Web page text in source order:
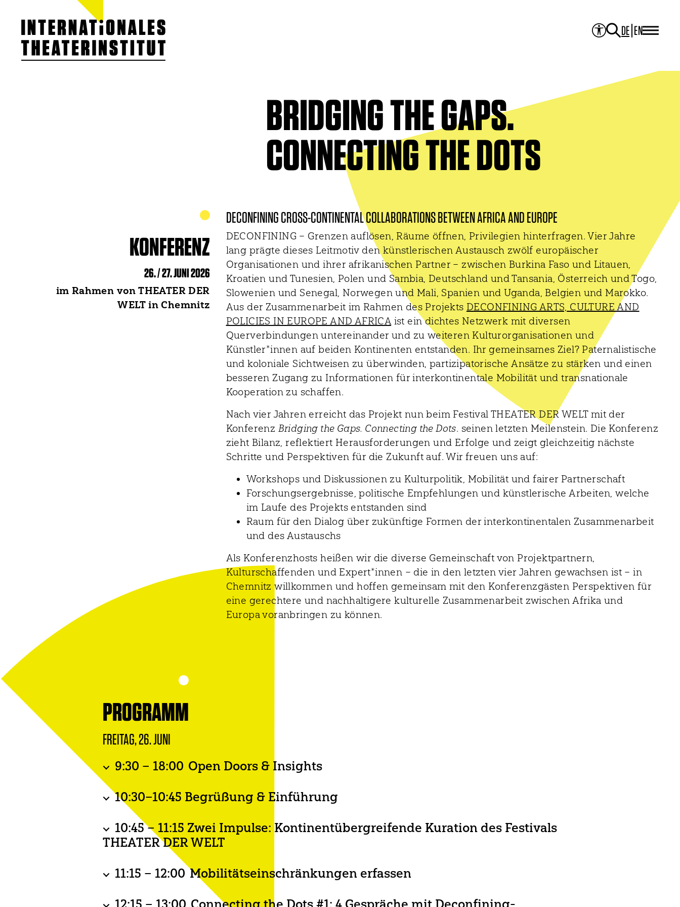
DE EN
ITI GERMANY
Unsere Arbeit
Kooperationen & Netzwerke
Welttheatertag
Welttanztag
Weltkongress
Touring Artists
Studio2
Theater & Übersetzung
JOURNAL
BRIDGING THE GAPS.
CONNECTING THE DOTS
KONFERENZ
26. / 27. JUNI 2026
im Rahmen von THEATER DER
WELT in Chemnitz
DECONFINING CROSS-CONTINENTAL COLLABORATIONS BETWEEN AFRICA AND EUROPE
DECONFINING – Grenzen auflösen, Räume öffnen, Privilegien hinterfragen. Vier Jahre
lang prägte dieses Leitmotiv den künstlerischen Austausch zwölf europäischer
Organisationen und ihrer afrikanischen Partner – zwischen Burkina Faso und Litauen,
Kroatien und Tunesien, Polen und Sambia, Deutschland und Tansania, Österreich und Togo,
Slowenien und Senegal, Norwegen und Mali, Spanien und Uganda, Belgien und Marokko.
Aus der Zusammenarbeit im Rahmen des Projekts DECONFINING ARTS, CULTURE AND
POLICIES IN EUROPE AND AFRICAist ein dichtes Netzwerk mit diversen
Querverbindungen untereinander und zu weiteren Kulturorganisationen und
Künstler*innen auf beiden Kontinenten entstanden. Ihr gemeinsames Ziel? Paternalistische
und koloniale Sichtweisen zu überwinden, partizipatorische Ansätze zu stärken und einen
besseren Zugang zu Informationen für interkontinentale Mobilität und transnationale
Kooperation zu schaffen.
Nach vier Jahren erreicht das Projekt nun beim Festival THEATER DER WELT mit der
Konferenz Bridging the Gaps. Connecting the Dots. seinen letzten Meilenstein. Die Konferenz
zieht Bilanz, reflektiert Herausforderungen und Erfolge und zeigt gleichzeitig nächste
Schritte und Perspektiven für die Zukunft auf. Wir freuen uns auf:
Workshops und Diskussionen zu Kulturpolitik, Mobilität und fairer Partnerschaft
Forschungsergebnisse, politische Empfehlungen und künstlerische Arbeiten, welche
im Laufe des Projekts entstanden sind
Raum für den Dialog über zukünftige Formen der interkontinentalen Zusammenarbeit
und des Austauschs
Als Konferenzhosts heißen wir die diverse Gemeinschaft von Projektpartnern,
Kulturschaffenden und Expert*innen – die in den letzten vier Jahren gewachsen ist – in
Chemnitz willkommen und hoffen gemeinsam mit den Konferenzgästen Perspektiven für
eine gerechtere und nachhaltigere kulturelle Zusammenarbeit zwischen Afrika und
Europa voranbringen zu können.
PROGRAMM
FREITAG, 26. JUNI
9:30 – 18:00 Open Doors & Insights
Ausstellung von künstlerischen Arbeiten aus dem Projekt Deconfining
10:30–10:45 Begrüßung & Einführung
Samba Yonga (Ku-Atenga), Vydia Tamby (Editions Vives Voix), Malin Nagel (ITI Germany) und
Dr. Antonia Blau (Goethe-Institut Madrid)
10:45 – 11:15 Zwei Impulse: Kontinentübergreifende Kuration des Festivals
THEATER DER WELT
Faye Kabali-Kagwa und Ndèye Mané Touré (Kuratorinnen THEATER DER WELT)
11:15 – 12:00 Mobilitätseinschränkungen erfassen
Vorstellung der Studien von On the Move (Marie le Sourd), Culture Funding Watch (Ouafa
12:15 – 13:00 Connecting the Dots #1: 4 Gespräche mit Deconfining-